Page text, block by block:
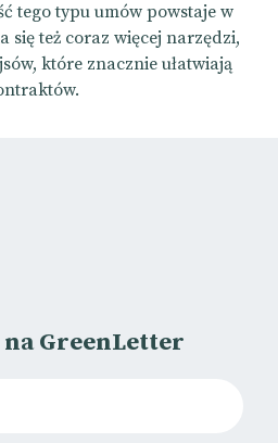
tego typu umów powstaje w
się też coraz więcej narzędzi,
które znacznie ułatwiają
na GreenLetter